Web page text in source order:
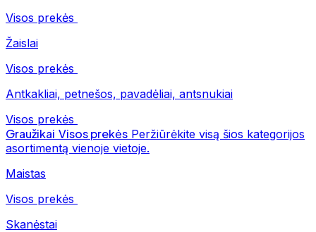
Visos prekės
Žaislai
Visos prekės
Antkakliai, petnešos, pavadėliai, antsnukiai
Visos prekės
Graužikai Visos prekės Peržiūrėkite visą šios kategorijos
asortimentą vienoje vietoje.
Maistas
Visos prekės
Skanėstai